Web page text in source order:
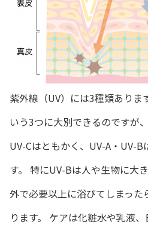
紫外線（UV）には3種類ありま
いう3つに大別できるのですが
UV-Cはともかく、UV-A・UV-
す。 特にUV-Bは人や生物に大
外で必要以上に浴びてしまっ
ります。 ケアは化粧水や乳液